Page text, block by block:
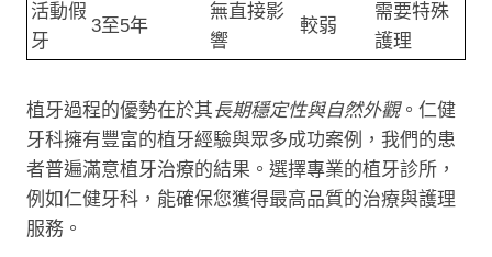
活動假
牙
3至5年
無直接影
響
較弱
需要特殊
護理
植牙過程的優勢在於其長期穩定性與自然外觀。仁健
牙科擁有豐富的植牙經驗與眾多成功案例，我們的患
者普遍滿意植牙治療的結果。選擇專業的植牙診所，
例如仁健牙科，能確保您獲得最高品質的治療與護理
服務。